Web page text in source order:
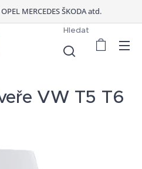
MERCEDES ŠKODA atd.
Hledat
VW T5 T6